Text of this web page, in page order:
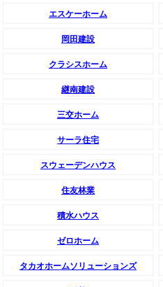
エスケーホーム
岡田建設
クラシスホーム
継南建設
三交ホーム
サーラ住宅
スウェーデンハウス
住友林業
積水ハウス
ゼロホーム
タカオホームソリューションズ